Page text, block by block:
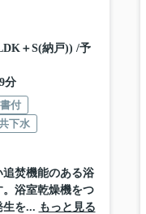
＋S(納戸)) /予
分
付
下水
焚機能のある浴
浴室乾燥機をつ
生を... もっと見る